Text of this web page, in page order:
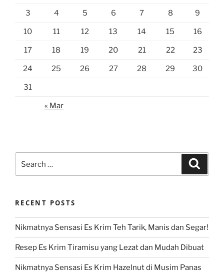
3 4 5 6 7 8 9
10 11 12 13 14 15 16
17 18 19 20 21 22 23
24 25 26 27 28 29 30
31
« Mar
for:
RECENT POSTS
Nikmatnya Sensasi Es Krim Teh Tarik, Manis dan Segar!
Resep Es Krim Tiramisu yang Lezat dan Mudah Dibuat
Nikmatnya Sensasi Es Krim Hazelnut di Musim Panas